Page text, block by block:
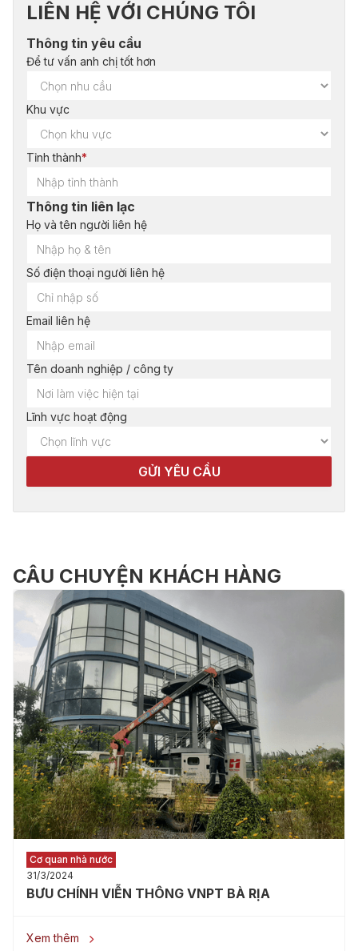
LIÊN HỆ VỚI CHÚNG TÔI
Thông tin yêu cầu
Để tư vấn anh chị tốt hơn
Khu vực
Tỉnh thành*
Thông tin liên lạc
Họ và tên người liên hệ
Số điện thoại người liên hệ
Email liên hệ
Tên doanh nghiệp / công ty
Lĩnh vực hoạt động
CÂU CHUYỆN KHÁCH HÀNG
Cơ quan nhà nước
31/3/2024
BƯU CHÍNH VIỄN THÔNG VNPT BÀ RỊA
Xem thêm 